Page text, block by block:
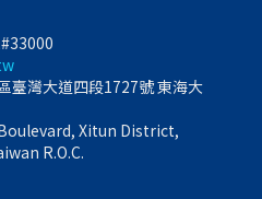
臺灣大道四段1727號 東海大
Xitun District,
R.O.C.